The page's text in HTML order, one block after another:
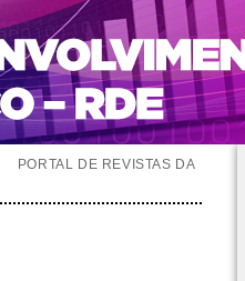
PORTAL DE REVISTAS DA